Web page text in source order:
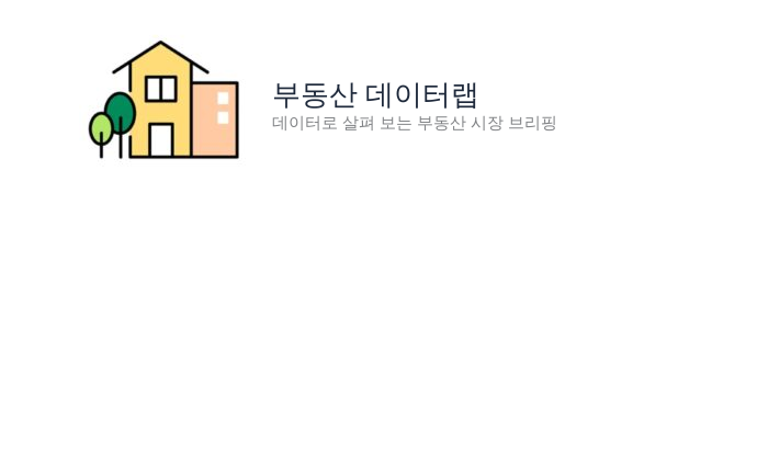
부동산 데이터랩
데이터로 살펴 보는 부동산 시장 브리핑